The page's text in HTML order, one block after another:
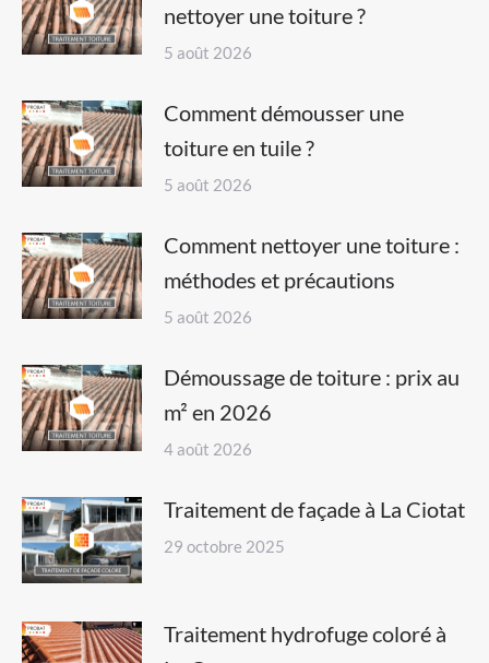
nettoyer une toiture ?
5 août 2026
Comment démousser une
toiture en tuile ?
5 août 2026
Comment nettoyer une toiture :
méthodes et précautions
5 août 2026
Démoussage de toiture : prix au
m² en 2026
4 août 2026
Traitement de façade à La Ciotat
29 octobre 2025
Traitement hydrofuge coloré à